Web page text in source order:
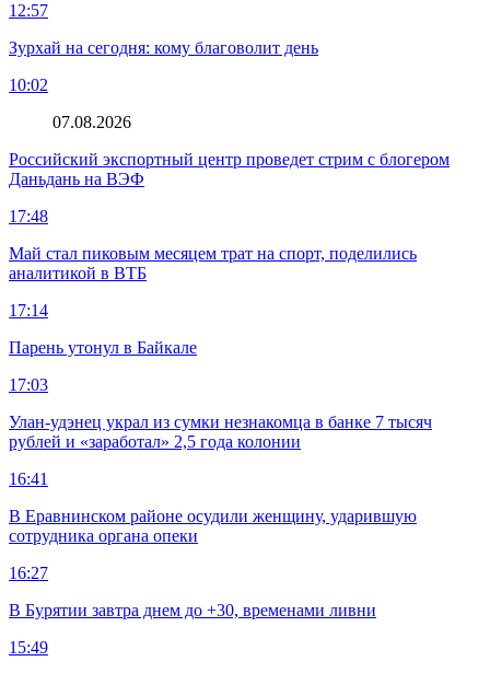
12:57
Зурхай на сегодня: кому благоволит день
10:02
07.08.2026
Российский экспортный центр проведет стрим с блогером
Даньдань на ВЭФ
17:48
Май стал пиковым месяцем трат на спорт, поделились
аналитикой в ВТБ
17:14
Парень утонул в Байкале
17:03
Улан-удэнец украл из сумки незнакомца в банке 7 тысяч
рублей и «заработал» 2,5 года колонии
16:41
В Еравнинском районе осудили женщину, ударившую
сотрудника органа опеки
16:27
В Бурятии завтра днем до +30, временами ливни
15:49